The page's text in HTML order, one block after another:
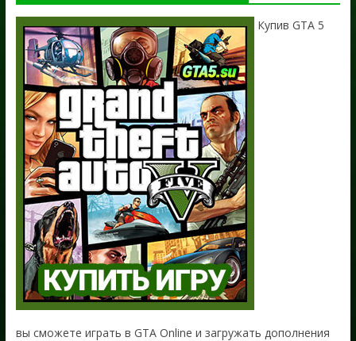
Купив GTA 5
вы сможете играть в GTA Online и загружать дополнения